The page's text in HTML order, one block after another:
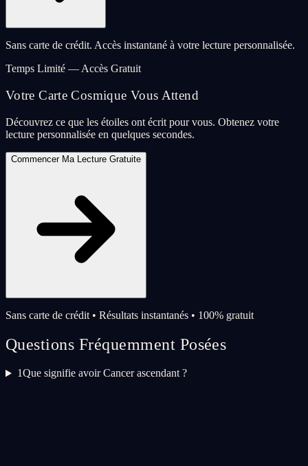
Sans carte de crédit. Accès instantané à votre lecture personnalisée.
Temps Limité — Accès Gratuit
Votre Carte Cosmique Vous Attend
Découvrez ce que les étoiles ont écrit pour vous. Obtenez votre
lecture personnalisée en quelques secondes.
Commencer Ma Lecture Gratuite
Sans carte de crédit • Résultats instantanés • 100% gratuit
Questions Fréquemment Posées
1Que signifie avoir Cancer ascendant ?